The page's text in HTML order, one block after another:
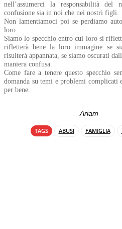
nell’assumerci la responsabilità
confusione sia in noi che nei nostri figli.
Non lamentiamoci poi se perdiamo
loro.
Siamo lo specchio entro cui loro si
rifletterà bene la loro immagine se
risulterà appannata, se siamo oscurati
maniera confusa.
Come fare a tenere questo specchio
domanda su temi e problemi
per bene.
Ariam
TAGS ABUSI FAMIGLIA